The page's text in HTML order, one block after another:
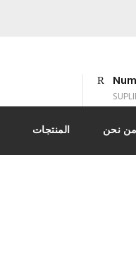
المنتجات من نحن